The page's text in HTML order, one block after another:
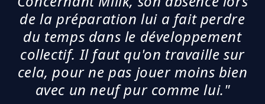
de la préparation lui a fait perdre
du temps dans le développement
collectif. Il faut qu'on travaille sur
cela, pour ne pas jouer moins bien
avec un neuf pur comme lui."